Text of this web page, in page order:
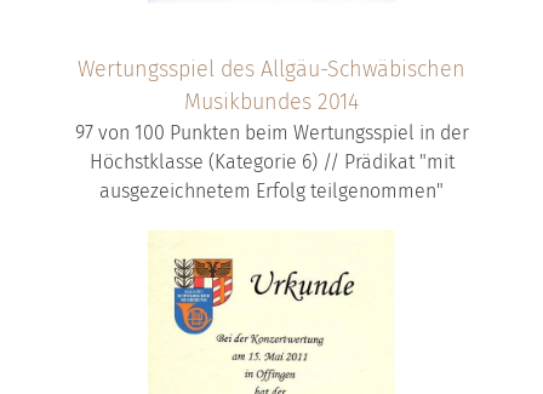
Wertungsspiel des Allgäu-Schwäbischen
Musikbundes 2014
97 von 100 Punkten beim Wertungsspiel in der
Höchstklasse (Kategorie 6) // Prädikat "mit
ausgezeichnetem Erfolg teilgenommen"